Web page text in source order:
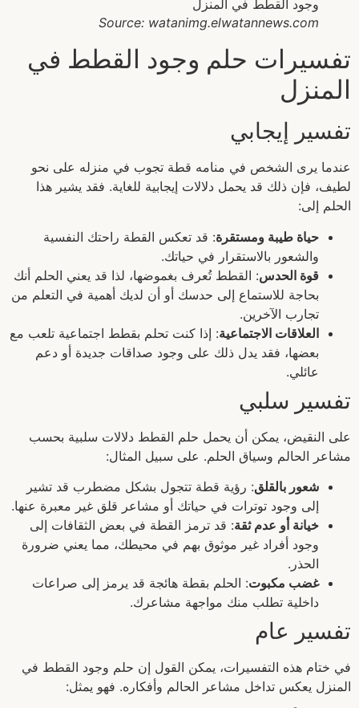
Source: watanimg.elwatannews.com
تفسيرات حلم وجود القطط في
المنزل
تفسير إيجابي
عندما يرى الشخص في منامه قطة تجوب في منزله على نحو
لطيف، فإن ذلك قد يحمل دلالات إيجابية للغاية. فقد يشير هذا
الحلم إلى:
حياة طيبة ومستقرة: قد تعكس القطة راحتك النفسية
والشعور بالاستقرار في حياتك.
قوة الحدس: القطط تُعرف بغموضها، لذا قد يعني الحلم أنك
بحاجة للاستماع إلى حدسك أو أن لديك أهمية في التعلم من
تجارب الآخرين.
العلاقات الاجتماعية: إذا كنت تحلم بقطط اجتماعية تلعب مع
بعضها، فقد يدل ذلك على وجود صداقات جديدة أو دعم
عائلي.
تفسير سلبي
على النقيض، يمكن أن يحمل حلم القطط دلالات سلبية بحسب
مشاعر الحالم وسياق الحلم. على سبيل المثال:
شعور بالقلق: رؤية قطة تتجول بشكل مضطرب قد تشير
إلى وجود توترات في حياتك أو مشاعر قلق غير معبرة عنها.
خيانة أو عدم ثقة: قد ترمز القطة في بعض الثقافات إلى
وجود أفراد غير موثوق بهم في محيطك، مما يعني ضرورة
الحذر.
غضب مكبوت: الحلم بقطة هائجة قد يرمز إلى صراعات
داخلية تطلب منك مواجهة مشاعرك.
تفسير عام
في ختام هذه التفسيرات، يمكن القول إن حلم وجود القطط في
المنزل يعكس تداخل مشاعر الحالم وأفكاره. فهو يمثل: